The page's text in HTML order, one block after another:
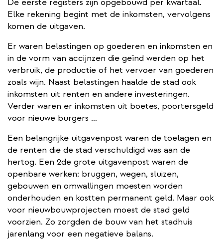
Elke rekening begint met de inkomsten, vervolgens
komen de uitgaven.
Er waren belastingen op goederen en inkomsten en
in de vorm van accijnzen die geïnd werden op het
verbruik, de productie of het vervoer van goederen
zoals wijn. Naast belastingen haalde de stad ook
inkomsten uit renten en andere investeringen.
Verder waren er inkomsten uit boetes, poortersgeld
voor nieuwe burgers …
Een belangrijke uitgavenpost waren de toelagen en
de renten die de stad verschuldigd was aan de
hertog. Een 2de grote uitgavenpost waren de
openbare werken: bruggen, wegen, sluizen,
gebouwen en omwallingen moesten worden
onderhouden en kostten permanent geld. Maar ook
voor nieuwbouwprojecten moest de stad geld
voorzien. Zo zorgden de bouw van het stadhuis
jarenlang voor een negatieve balans.